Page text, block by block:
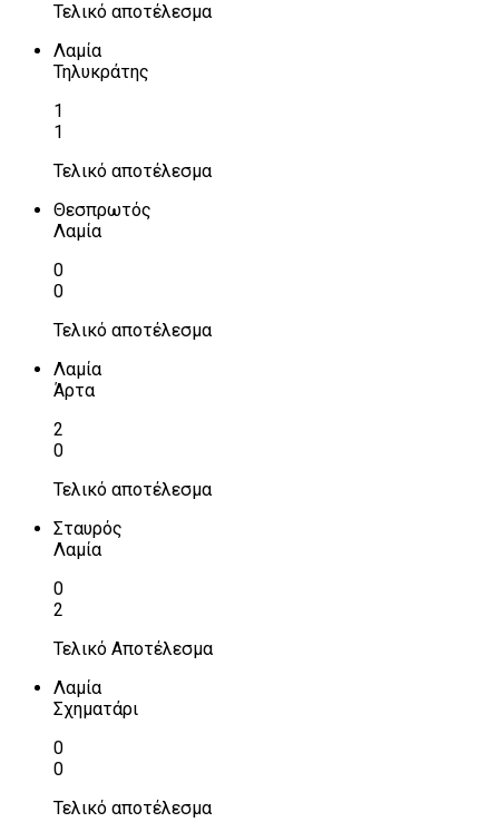
Τελικό αποτέλεσμα
Λαμία
Τηλυκράτης
1
1
Τελικό αποτέλεσμα
Θεσπρωτός
Λαμία
0
0
Τελικό αποτέλεσμα
Λαμία
Άρτα
2
0
Τελικό αποτέλεσμα
Σταυρός
Λαμία
0
2
Τελικό Αποτέλεσμα
Λαμία
Σχηματάρι
0
0
Τελικό αποτέλεσμα